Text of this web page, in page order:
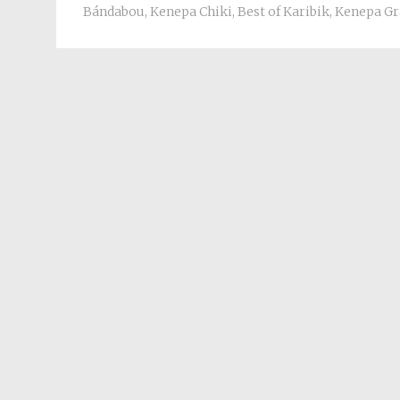
Bándabou, Kenepa Chiki, Best of Karibik, Kenepa